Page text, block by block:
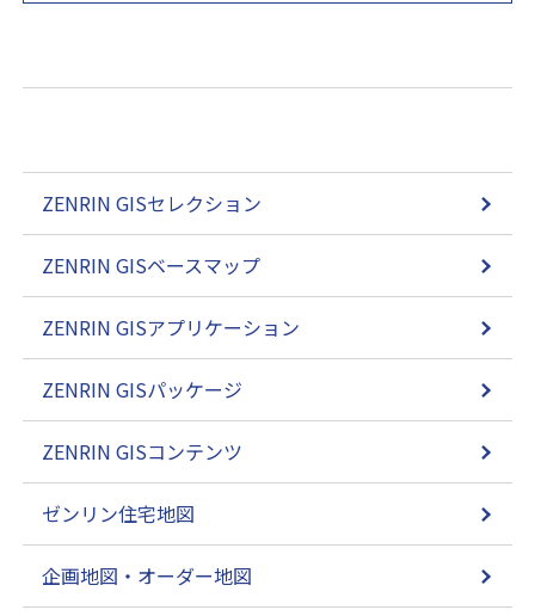
ZENRIN GISセレクション
ZENRIN GISベースマップ
ZENRIN GISアプリケーション
ZENRIN GISパッケージ
ZENRIN GISコンテンツ
ゼンリン住宅地図
企画地図・オーダー地図